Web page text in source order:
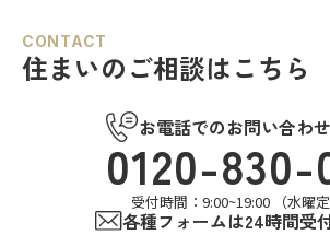
CONTACT
住まいのご相談はこちら
お電話でのお問い合わせ
0120-830-
受付時間：9:00~19:00 （水曜定
各種フォームは24時間受